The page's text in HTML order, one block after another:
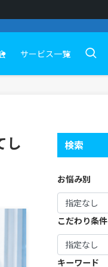
サービス一覧
し 検索
お悩み別
こだわり条件
キーワード